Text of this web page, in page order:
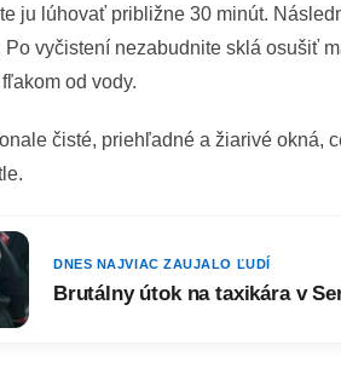
ju lúhovať približne 30 minút.
Po vyčistení nezabudnite sklá osušiť
od vody.
čisté, priehľadné a žiarivé okná,
DNES NAJVIAC ZAUJALO ĽUDÍ
Brutálny útok na taxikára v